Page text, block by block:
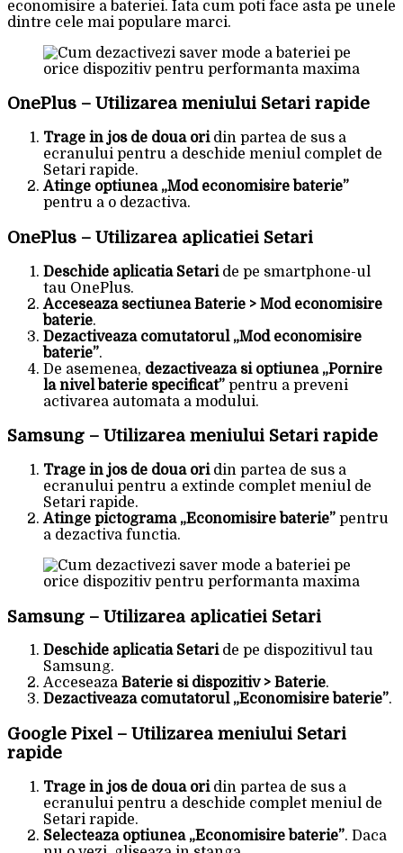
economisire a bateriei. Iata cum poti face asta pe unele
dintre cele mai populare marci.
OnePlus – Utilizarea meniului Setari rapide
Trage in jos de doua oridin partea de sus a
ecranului pentru a deschide meniul complet de
Setari rapide.
Atinge optiunea „Mod economisire baterie”
pentru a o dezactiva.
OnePlus – Utilizarea aplicatiei Setari
Deschide aplicatia Setaride pe smartphone-ul
tau OnePlus.
Acceseaza sectiunea Baterie > Mod economisire
baterie.
Dezactiveaza comutatorul „Mod economisire
baterie”.
De asemenea, dezactiveaza si optiunea „Pornire
la nivel baterie specificat” pentru a preveni
activarea automata a modului.
Samsung – Utilizarea meniului Setari rapide
Trage in jos de doua oridin partea de sus a
ecranului pentru a extinde complet meniul de
Setari rapide.
Atinge pictograma „Economisire baterie” pentru
a dezactiva functia.
Samsung – Utilizarea aplicatiei Setari
Deschide aplicatia Setaride pe dispozitivul tau
Samsung.
Acceseaza Baterie si dispozitiv > Baterie.
Dezactiveaza comutatorul „Economisire baterie”.
Google Pixel – Utilizarea meniului Setari
rapide
Trage in jos de doua oridin partea de sus a
ecranului pentru a deschide complet meniul de
Setari rapide.
Selecteaza optiunea „Economisire baterie”. Daca